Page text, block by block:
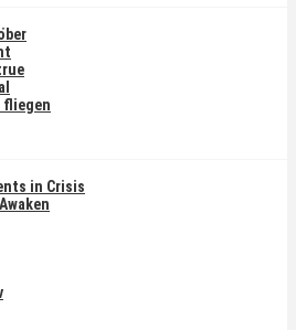
fliegen
in Crisis